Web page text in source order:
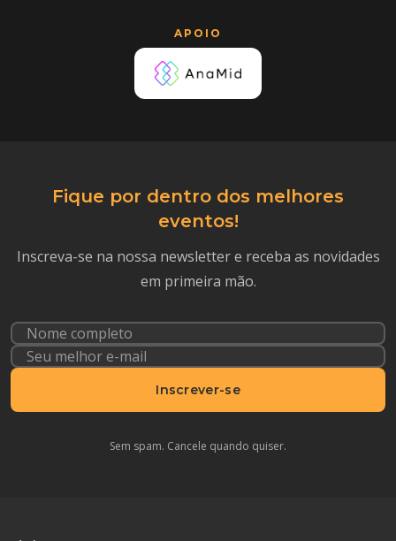
APOIO
Fique por dentro dos melhores
eventos!
Inscreva-se na nossa newsletter e receba as novidades
em primeira mão.
Inscrever-se
Sem spam. Cancele quando quiser.